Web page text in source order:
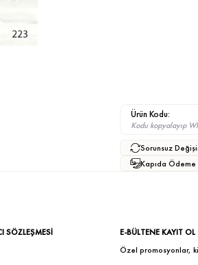
Ürün Kodu:
Kodu kopyalayıp
Sorunsuz
Kapıda Ödeme
SÖZLEŞMESİ
E-BÜLTENE KAYIT OL
Özel promosyonlar,